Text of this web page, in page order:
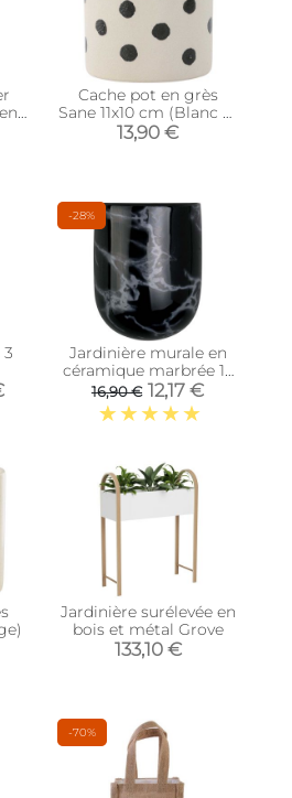
Cache pot en grès
Sane 11x10 cm (Blanc et
noir)
13,90 €
-28%
Jardinière murale en
céramique marbrée 15
x 7 cm (Noir)
16,90 € 12,17 €
Jardinière surélevée en
bois et métal Grove
133,10 €
-70%